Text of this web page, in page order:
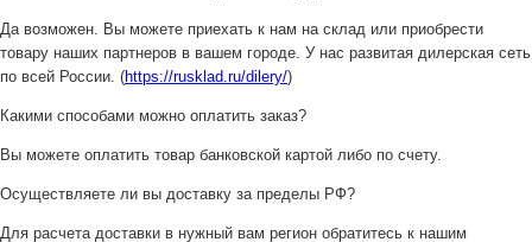
Да возможен. Вы можете приехать к нам на склад или приобрести
товару наших партнеров в вашем городе. У нас развитая дилерская сеть
по всей России. (https://rusklad.ru/dilery/)
Какими способами можно оплатить заказ?
Вы можете оплатить товар банковской картой либо по счету.
Осуществляете ли вы доставку за пределы РФ?
Для расчета доставки в нужный вам регион обратитесь к нашим